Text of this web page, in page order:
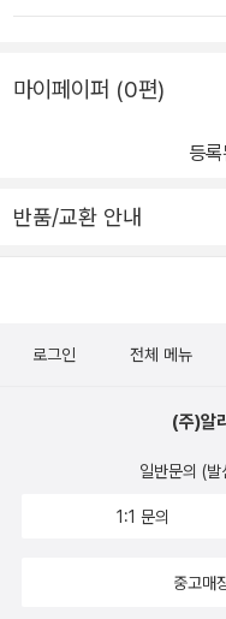
마이페이퍼 (0편)
등
반품/교환 안내
로그인 전체 메뉴
(주)알
일반문의 (발
1:1 문의
중고매